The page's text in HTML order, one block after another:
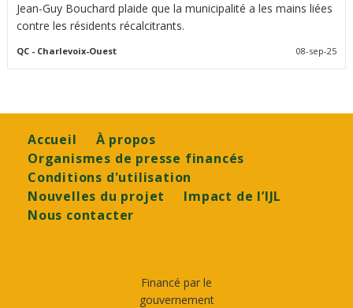
Jean-Guy Bouchard plaide que la municipalité a les mains liées
contre les résidents récalcitrants.
QC- Charlevoix-Ouest 08-sep-25
Footer
Accueil
À propos
Organismes de presse financés
Conditions d'utilisation
Nouvelles du projet
Impact de l’IJL
Nous contacter
Financé par le
gouvernement